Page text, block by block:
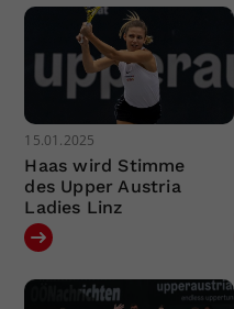
15.01.2025
Haas wird Stimme
des Upper Austria
Ladies Linz